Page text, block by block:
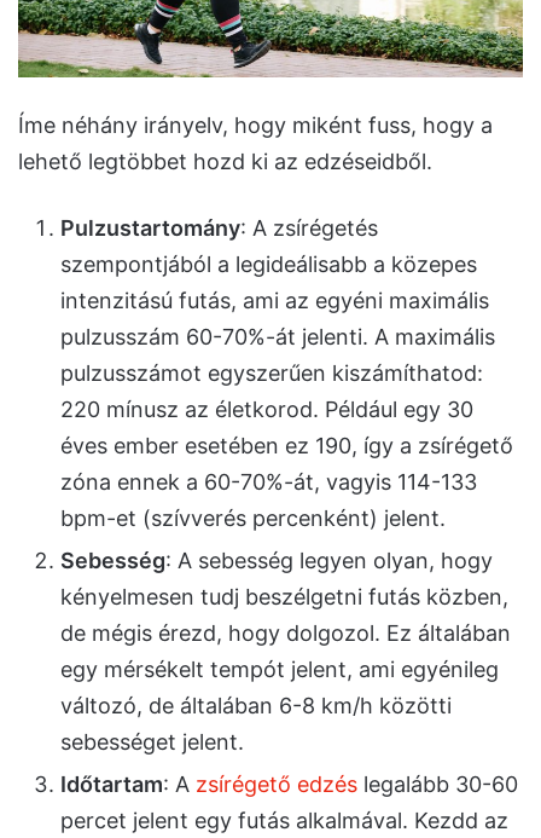
Íme néhány irányelv, hogy miként fuss, hogy a
lehető legtöbbet hozd ki az edzéseidből.
Pulzustartomány: A zsírégetés
szempontjából a legideálisabb a közepes
intenzitású futás, ami az egyéni maximális
pulzusszám 60-70%-át jelenti. A maximális
pulzusszámot egyszerűen kiszámíthatod:
220 mínusz az életkorod. Például egy 30
éves ember esetében ez 190, így a zsírégető
zóna ennek a 60-70%-át, vagyis 114-133
bpm-et (szívverés percenként) jelent.
Sebesség: A sebesség legyen olyan, hogy
kényelmesen tudj beszélgetni futás közben,
de mégis érezd, hogy dolgozol. Ez általában
egy mérsékelt tempót jelent, ami egyénileg
változó, de általában 6-8 km/h közötti
sebességet jelent.
Időtartam: A zsírégető edzés legalább 30-60
percet jelent egy futás alkalmával. Kezdd az